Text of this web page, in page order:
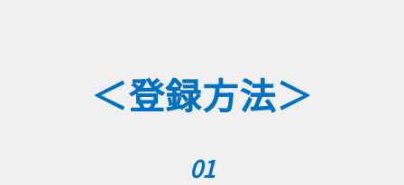
＜登録方法＞
01